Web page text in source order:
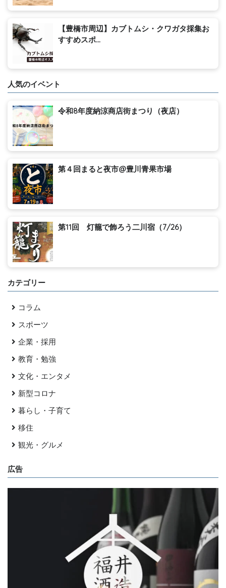
【豊橋市周辺】カブトムシ・クワガタ採集お
すすめスポ...
人気のイベント
令和8年度納涼商店街まつり（夜店）
第４回まると夜市@豊川青果市場
第11回 灯籠で飾ろう二川宿（7/26）
カテゴリー
コラム
スポーツ
企業・採用
教育・勉強
文化・エンタメ
新型コロナ
暮らし・子育て
移住
観光・グルメ
広告